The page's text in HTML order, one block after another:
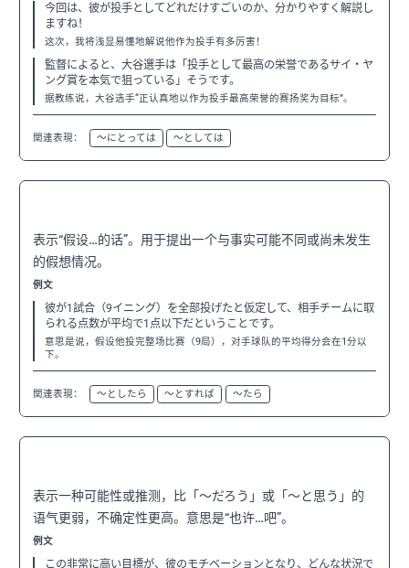
今回は、彼が投手としてどれだけすごいのか、分かりやすく解説し
ますね！
这次，我将浅显易懂地解说他作为投手有多厉害！
監督によると、大谷選手は「投手として最高の栄誉であるサイ・ヤ
ング賞を本気で狙っている」そうです。
据教练说，大谷选手“正认真地以作为投手最高荣誉的赛扬奖为目标”。
関連表現： 〜にとっては 〜としては
表示“假设…的话”。用于提出一个与事实可能不同或尚未发生
的假想情况。
例文
彼が1試合（9イニング）を全部投げたと仮定して、相手チームに取
られる点数が平均で1点以下だということです。
意思是说，假设他投完整场比赛（9局），对手球队的平均得分会在1分以
下。
関連表現： 〜としたら 〜とすれば 〜たら
表示一种可能性或推测，比「〜だろう」或「〜と思う」的
语气更弱，不确定性更高。意思是“也许…吧”。
例文
この非常に高い目標が、彼のモチベーションとなり、どんな状況で